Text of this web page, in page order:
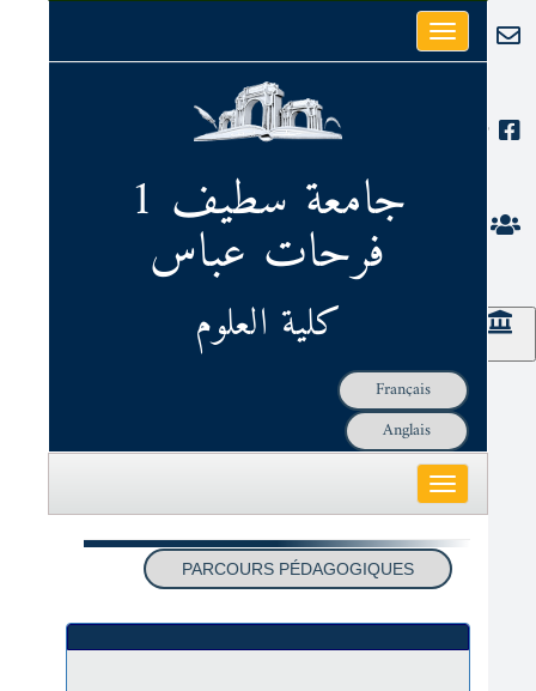
Toggle
navigation
جامعة سطيف 1
فرحات عباس
كلية العلوم
Français
Anglais
Toggle
navigation
البريد الإلكتروني
فايسبوك
الصفحات الشخصية
PARCOURS PÉDAGOGIQUES